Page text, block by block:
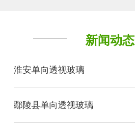
新闻动态
淮安单向透视玻璃
鄢陵县单向透视玻璃